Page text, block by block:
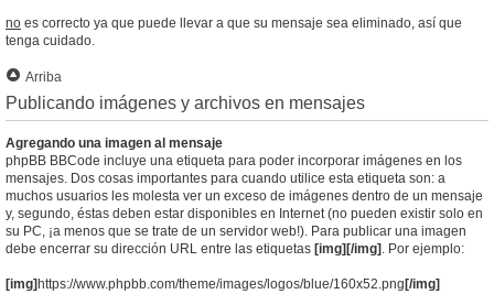
no es correcto ya que puede llevar a que su mensaje sea eliminado, así que
tenga cuidado.
Arriba
Publicando imágenes y archivos en mensajes
Agregando una imagen al mensaje
phpBB BBCode incluye una etiqueta para poder incorporar imágenes en los
mensajes. Dos cosas importantes para cuando utilice esta etiqueta son: a
muchos usuarios les molesta ver un exceso de imágenes dentro de un mensaje
y, segundo, éstas deben estar disponibles en Internet (no pueden existir solo en
su PC, ¡a menos que se trate de un servidor web!). Para publicar una imagen
debe encerrar su dirección URL entre las etiquetas [img][/img] . Por ejemplo:
[img] https://www.phpbb.com/theme/images/logos/blue/160x52.png [/img]